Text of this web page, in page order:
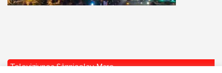
Televiziunea Sânnicolau Mare